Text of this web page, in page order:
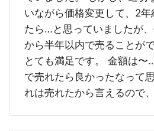
いながら価格変更して、2
たら…と思っていましたが
から半年以内で売ることが
とても満足です。 金額は〜
で売れたら良かったなって
れは売れたから言えるので